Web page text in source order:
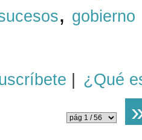
, gobierno
¿Qué